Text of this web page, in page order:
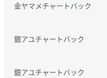
金ヤマメチャートバック
銀アユチャートバック
銀アユチャートバック